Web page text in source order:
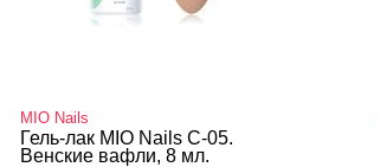
MIO Nails
Гель-лак MIO Nails C-05.
Венские вафли, 8 мл.